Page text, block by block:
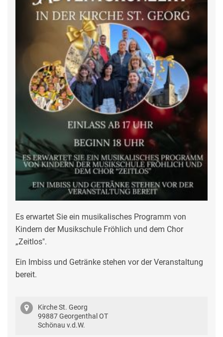
Es erwartet Sie ein musikalisches Programm von
Kindern der Musikschule Fröhlich und dem Chor
„Zeitlos".
Ein Imbiss und Getränke stehen vor der Veranstaltung
bereit.
Kirche St. Georg
99887 Georgenthal OT
Schönau v.d.W.